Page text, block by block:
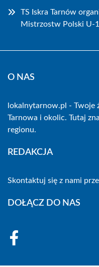
TS Iskra Tarnów
Mistrzostw Polski U-
O NAS
lokalnytarnow.pl - Twoje
Tarnowa i okolic. Tutaj
regionu.
REDAKCJA
Skontaktuj się z nami
DOŁĄCZ DO NAS